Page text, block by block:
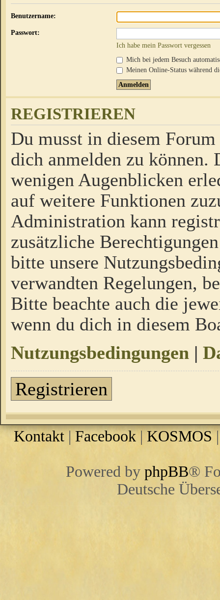
Benutzername:
Passwort:
Ich habe mein Passwort vergessen
Mich bei jedem Besuch
Meinen Online-Status während
REGISTRIEREN
Du musst in diesem
dich anmelden zu
wenigen Augenblicken
auf weitere Funktionen
Administration kann
zusätzliche
bitte unsere
verwandten Regelungen,
Bitte beachte auch die
wenn du dich in diesem
Nutzungsbedingungen |
Registrieren
Kontakt | Facebook |KOSMOS
Powered by phpBB®
Deutsche